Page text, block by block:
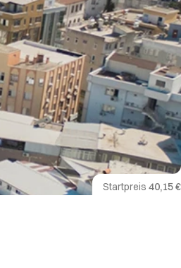
Startpreis 40,15 €